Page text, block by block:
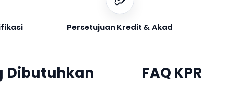
Persetujuan Kredit & Akad
Dibutuhkan FAQ KPR